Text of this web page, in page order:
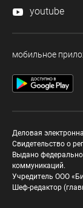
youtube
мобильное
Деловая
Свидетельство о
Выдано
коммуникаций.
Учредитель ООО
Шеф-редактор